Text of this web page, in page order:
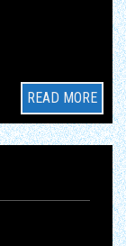
READ MORE